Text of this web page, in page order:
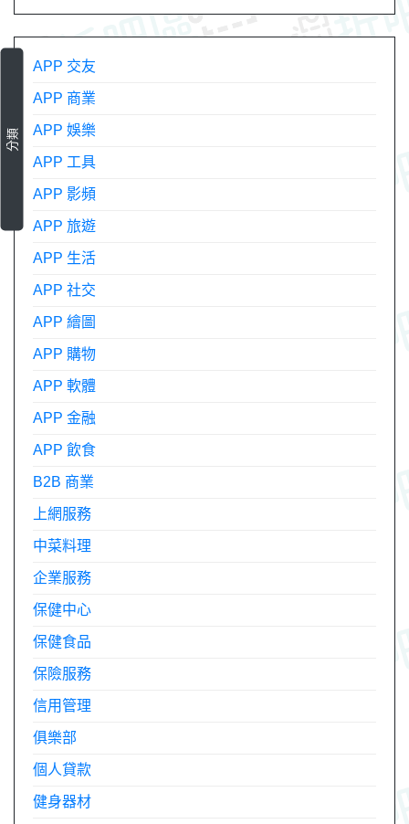
分類
APP 交友
APP 商業
APP 娛樂
APP 工具
APP 影頻
APP 旅遊
APP 生活
APP 社交
APP 繪圖
APP 購物
APP 軟體
APP 金融
APP 飲食
B2B 商業
上網服務
中菜料理
企業服務
保健中心
保健食品
保險服務
信用管理
俱樂部
個人貸款
健身器材